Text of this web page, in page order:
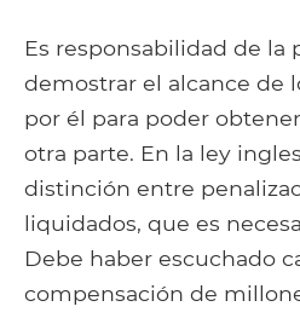
Es responsabilidad de la
demostrar el alcance de
por él para poder
otra parte. En la ley
distinción entre
liquidados, que es
Debe haber escuchado
compensación de